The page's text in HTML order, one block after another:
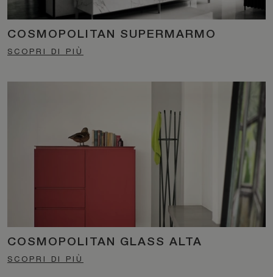
COSMOPOLITAN SUPERMARMO
SCOPRI DI PIÙ
COSMOPOLITAN GLASS ALTA
SCOPRI DI PIÙ